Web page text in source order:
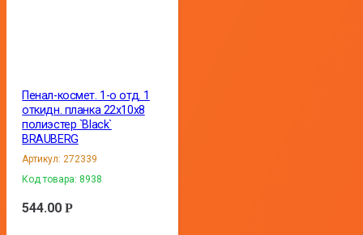
Пенал-космет. 1-о отд. 1
откидн. планка 22х10х8
полиэстер `Black`
BRAUBERG
Артикул:272339
Код товара: 8938
544.00Р